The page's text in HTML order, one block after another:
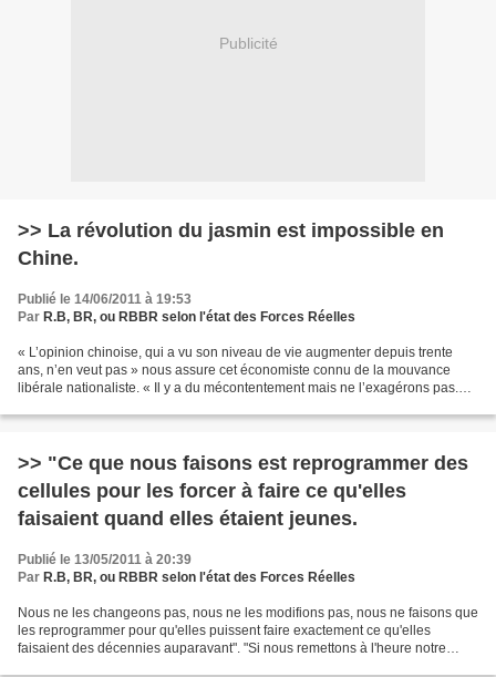
Publicité
>> La révolution du jasmin est impossible en
Chine.
Publié le 14/06/2011 à 19:53
Par R.B, BR, ou RBBR selon l'état des Forces Réelles
« L’opinion chinoise, qui a vu son niveau de vie augmenter depuis trente
ans, n’en veut pas » nous assure cet économiste connu de la mouvance
libérale nationaliste. « Il y a du mécontentement mais ne l’exagérons pas.
>> "Ce que nous faisons est reprogrammer des
cellules pour les forcer à faire ce qu'elles
faisaient quand elles étaient jeunes.
Publié le 13/05/2011 à 20:39
Par R.B, BR, ou RBBR selon l'état des Forces Réelles
Nous ne les changeons pas, nous ne les modifions pas, nous ne faisons que
les reprogrammer pour qu'elles puissent faire exactement ce qu'elles
faisaient des décennies auparavant". "Si nous remettons à l'heure notre